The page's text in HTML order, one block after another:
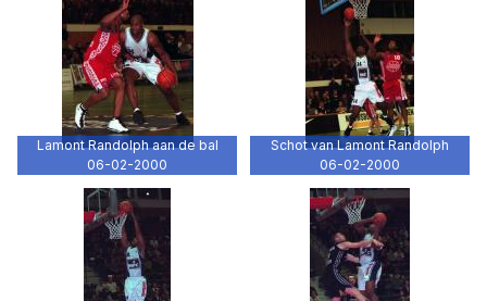
Lamont Randolph aan de bal
06-02-2000
Schot van Lamont Randolph
06-02-2000